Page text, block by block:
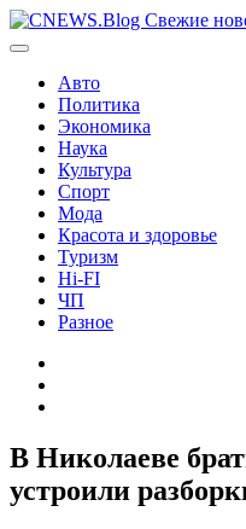
Перейти
к
Авто
Политика
Экономика
Наука
Культура
Спорт
Мода
Красота и здоровье
Туризм
Hi-FI
ЧП
Разное
В Николаеве
устроили